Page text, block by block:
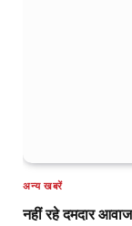
अन्य खबरें
नहीं रहे दमदार